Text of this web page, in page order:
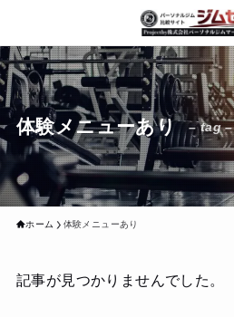
体験メニューあり – tag –
ホーム 体験メニューあり
記事が見つかりませんでした。